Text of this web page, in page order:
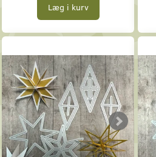
Læg i kurv